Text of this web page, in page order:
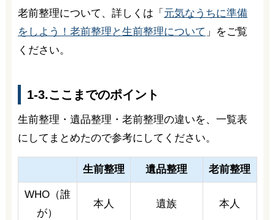
老前整理について、詳しくは「 元気なうちに準備
をしよう！老前整理と生前整理について 」をご覧
ください。
1-3.ここまでのポイント
生前整理・遺品整理・老前整理の違いを、一覧表
にしてまとめたので参考にしてください。
生前整理 遺品整理 老前整理
WHO（誰
が）
本人 遺族 本人